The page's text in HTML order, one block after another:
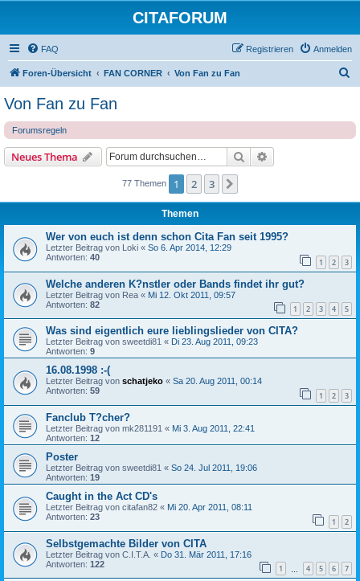
CITAFORUM
FAQ Anmelden
Registrieren
Foren-Übersicht FAN CORNER Von Fan zu Fan
Von Fan zu Fan
Forumsregeln
Neues Thema Suche
77 Themen 1 2 3
Themen
Wer von euch ist denn schon Cita Fan seit 1995?
Letzter Beitrag von Loki « So 6. Apr 2014, 12:29
Antworten: 40 1 2 3
Welche anderen K?nstler oder Bands findet ihr gut?
Letzter Beitrag von Rea « Mi 12. Okt 2011, 09:57
Antworten: 82 1 2 3 4 5
Was sind eigentlich eure lieblingslieder von CITA?
Letzter Beitrag von sweetdi81 « Di 23. Aug 2011, 09:23
Antworten: 9
16.08.1998 :-(
Letzter Beitrag von schatjeko « Sa 20. Aug 2011, 00:14
Antworten: 59 1 2 3
Fanclub T?cher?
Letzter Beitrag von mk281191 « Mi 3. Aug 2011, 22:41
Antworten: 12
Poster
Letzter Beitrag von sweetdi81 « So 24. Jul 2011, 19:06
Antworten: 19
Caught in the Act CD's
Letzter Beitrag von citafan82 « Mi 20. Apr 2011, 08:11
Antworten: 23 1 2
Selbstgemachte Bilder von CITA
Letzter Beitrag von C.I.T.A. « Do 31. Mär 2011, 17:16
Antworten: 122 1 4 5 6 7